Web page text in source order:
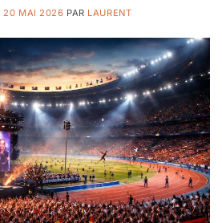
20 MAI 2026 PAR LAURENT